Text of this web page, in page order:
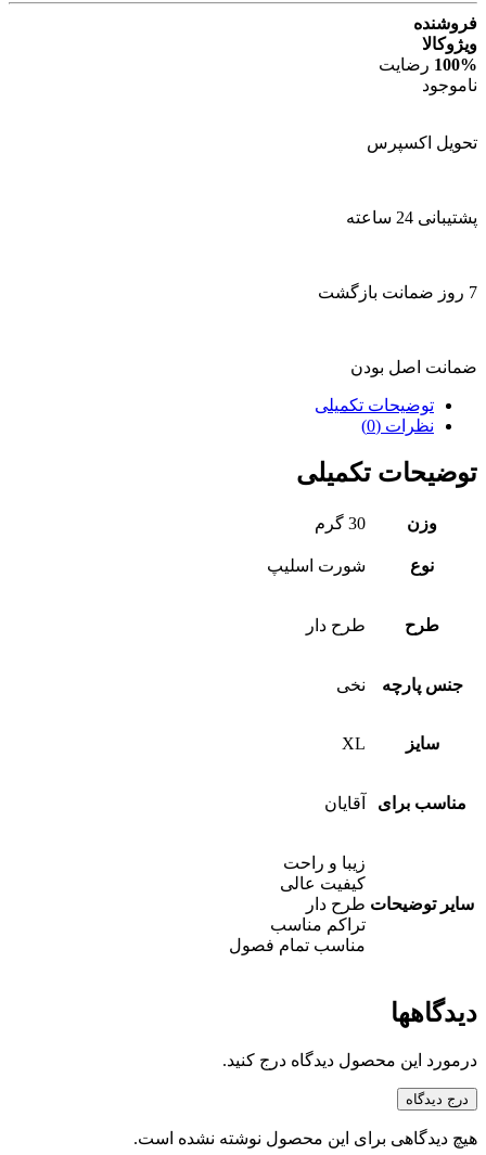
فروشنده
ویژوکالا
100% رضایت
ناموجود
تحویل اکسپرس
پشتیبانی 24 ساعته
7 روز ضمانت بازگشت
ضمانت اصل بودن
توضیحات تکمیلی
نظرات (0)
توضیحات تکمیلی
وزن 30 گرم
نوع شورت اسلیپ
طرح طرح دار
جنس پارچه نخی
سایز XL
مناسب برای آقایان
سایر توضیحات
زیبا و راحت
کیفیت عالی
طرح دار
تراکم مناسب
مناسب تمام فصول
دیدگاهها
درمورد این محصول دیدگاه درج کنید.
درج دیدگاه
هیچ دیدگاهی برای این محصول نوشته نشده است.